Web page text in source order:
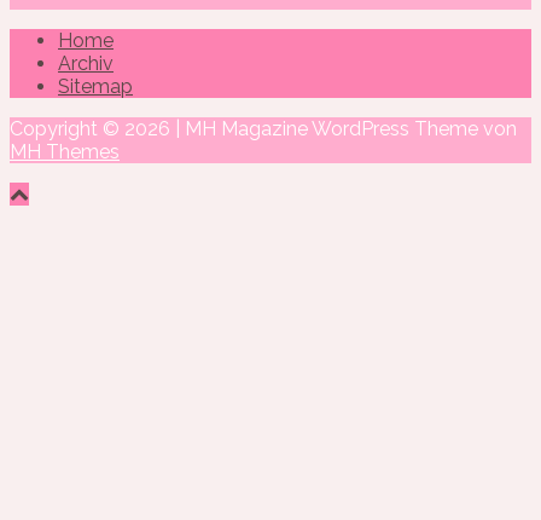
Home
Archiv
Sitemap
Copyright © 2026 | MH Magazine WordPress Theme von
MH Themes